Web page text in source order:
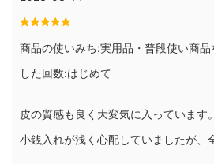
商品の使いみち:実用品・普段使い商品
した回数:はじめて
皮の質感も良く大変気に入っています。
小銭入れが浅く心配していましたが、